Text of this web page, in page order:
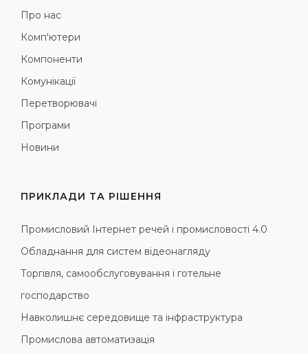
Про нас
Комп'ютери
Компоненти
Комунікації
Перетворювачі
Програми
Новини
ПРИКЛАДИ ТА РІШЕННЯ
Промисловий Інтернет речей і промисловості 4.0
Обладнання для систем відеонагляду
Торгівля, самообслуговування і готельне
господарство
Навколишнє середовище та інфраструктура
Промислова автоматизація